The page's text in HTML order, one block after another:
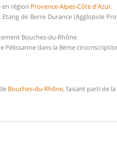
en région Provence-Alpes-Côte d'Azur.
de Berre Durance (Agglopole
Bouches-du-Rhône.
Pélissanne dans la 8ème
Bouches-du-Rhône, faisant parti de